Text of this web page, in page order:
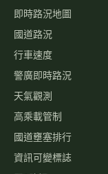
即時路況地圖
國道路況
行車速度
警廣即時路況
天氣觀測
高乘載管制
國道壅塞排行
資訊可變標誌